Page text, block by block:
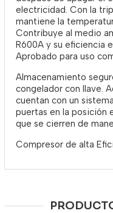
electricidad. Con la
mantiene la
Contribuye al medio
R600A y su eficiencia
Aprobado para uso
Almacenamiento
congelador con llave.
cuentan con un
puertas en la posición
que se cierren de
Compresor de alta